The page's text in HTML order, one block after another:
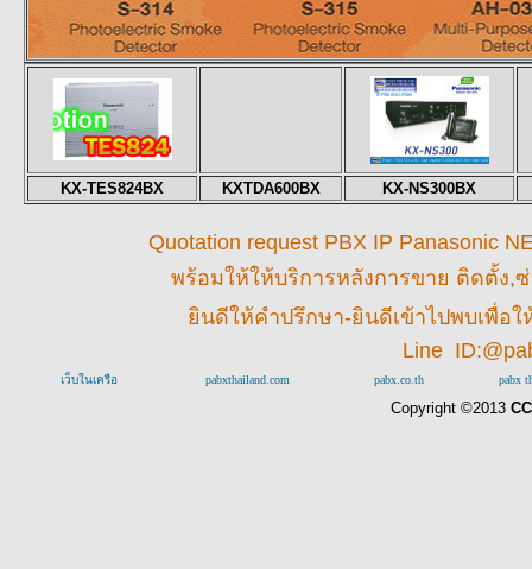
KX-TES824BX KXTDA600BX KX-NS300BX
Quotation request PBX IP Panasonic
พร้อมให้ให้บริการหลังการขาย ติดตั้ง
ยินดีให้คำปรึกษา-ยินดีเข้าไปพบเพื่อ
Line
เว็บในเครือ pabxthailand.com pabx.co.th pabx
Copyright ©2013